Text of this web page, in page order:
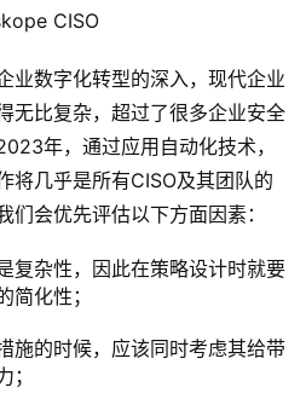
CISO
业数字化转型的深入，现代企业
无比复杂，超过了很多企业安全
年，通过应用自动化技术，
将几乎是所有CISO及其团队的
会优先评估以下方面因素：
复杂性，因此在策略设计时就要
简化性；
施的时候，应该同时考虑其给带